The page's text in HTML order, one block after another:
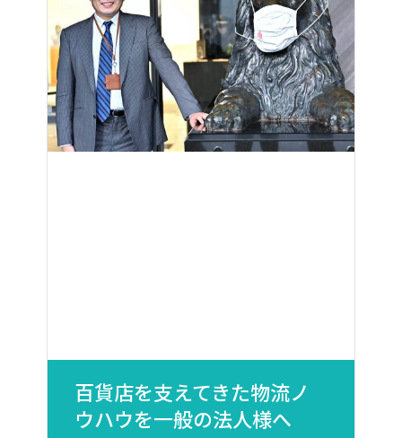
百貨店を支えてきた物流ノ
ウハウを一般の法人様へ